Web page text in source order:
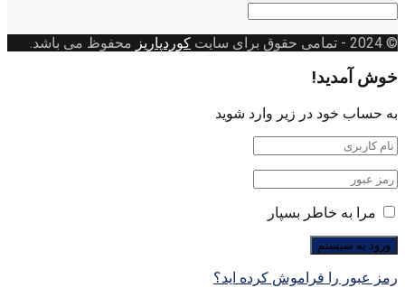
© 2024 - تمامی حقوق برای سایت کوردپاریز محفوظ می باشد.
خوش آمدید!
به حساب خود در زیر وارد شوید
مرا به خاطر بسپار
رمز عبور را فراموش کرده اید؟